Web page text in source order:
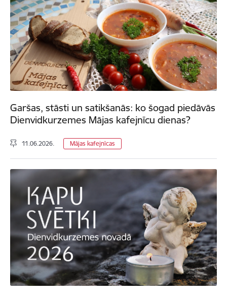
Garšas, stāsti un satikšanās: ko šogad piedāvās
Dienvidkurzemes Mājas kafejnīcu dienas?
11.06.2026. Mājas kafejnīcas